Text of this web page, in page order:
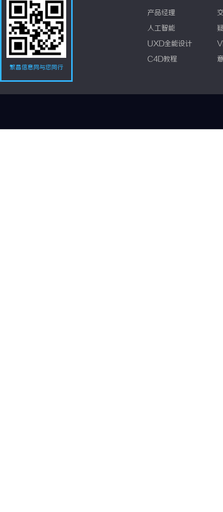
繁昌信息网与您同行
产品经理
人工智能
UXD全能设计
C4D教程